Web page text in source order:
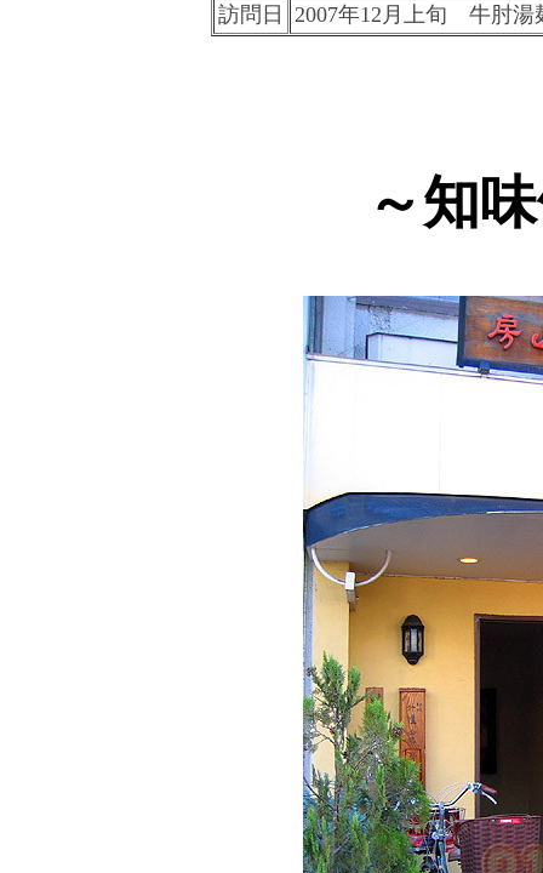
訪問日
2007年12月上旬 牛肘
～知